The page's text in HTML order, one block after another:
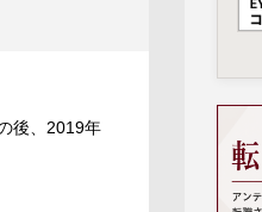
後、2019年